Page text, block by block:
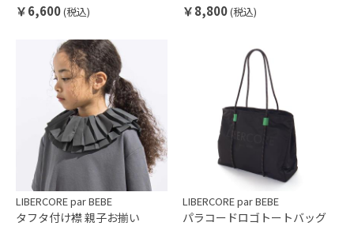
￥6,600(税込) ￥8,800(税込)
LIBERCORE par BEBE
タフタ付け襟 親子お揃い
LIBERCORE par BEBE
パラコードロゴトートバッグ